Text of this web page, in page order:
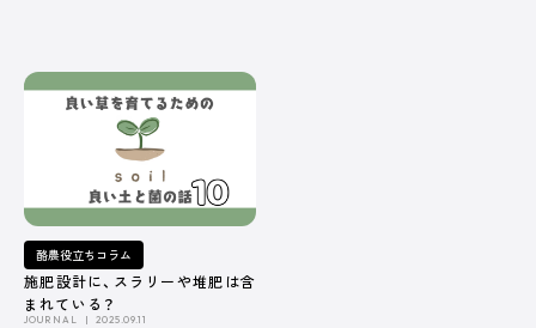
COMPANY
オルテック・ジ
ャパン合同会社
アサヒバイオサ
酪農役立ちコラム
施肥設計に、スラリーや堆肥は含
まれている？
JOURNAL 2025.09.11